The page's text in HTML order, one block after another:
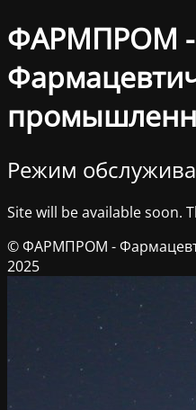
ФАРМПРОМ -
Режим
Site will be available soon.
© ФАРМПРОМ -
2025